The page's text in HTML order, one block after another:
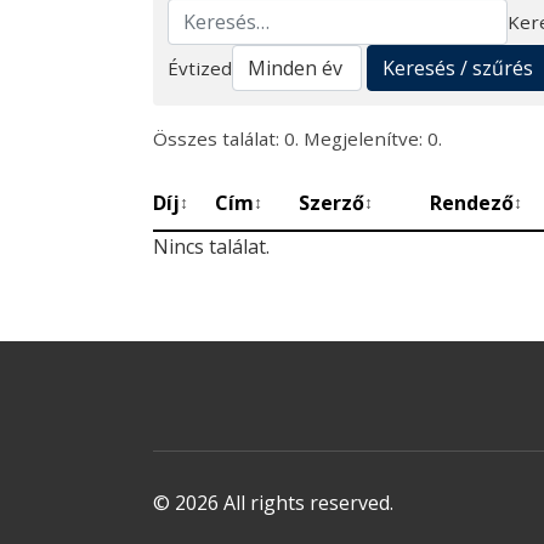
Keresés
Évtized
Keresés / szűrés
Összes találat: 0. Megjelenítve: 0.
Díj↕ Cím↕ Szerző↕ Rendező↕
Nincs találat.
© 2026 All rights reserved.